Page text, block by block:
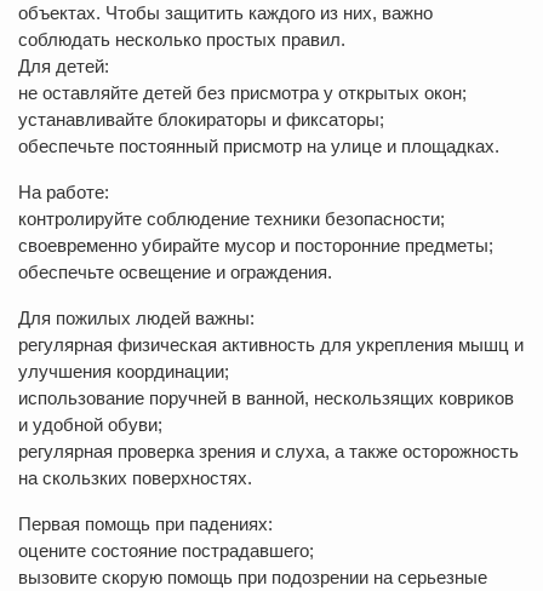
объектах. Чтобы защитить каждого из них, важно
соблюдать несколько простых правил.
Для детей:
не оставляйте детей без присмотра у открытых окон;
устанавливайте блокираторы и фиксаторы;
обеспечьте постоянный присмотр на улице и площадках.
На работе:
контролируйте соблюдение техники безопасности;
своевременно убирайте мусор и посторонние предметы;
обеспечьте освещение и ограждения.
Для пожилых людей важны:
регулярная физическая активность для укрепления мышц и
улучшения координации;
использование поручней в ванной, нескользящих ковриков
и удобной обуви;
регулярная проверка зрения и слуха, а также осторожность
на скользких поверхностях.
Первая помощь при падениях:
оцените состояние пострадавшего;
вызовите скорую помощь при подозрении на серьезные